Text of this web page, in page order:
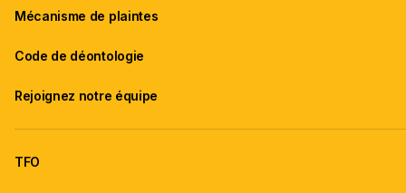
Mécanisme de plaintes
Code de déontologie
Rejoignez notre équipe
TFO